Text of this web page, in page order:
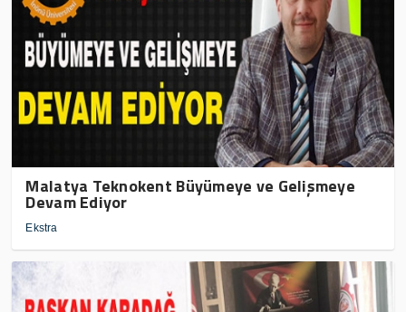
Malatya Teknokent Büyümeye ve Gelişmeye
Devam Ediyor
Ekstra